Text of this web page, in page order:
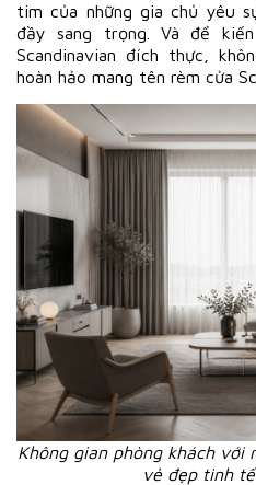
tim của những gia chủ yêu
đầy sang trọng. Và để
Scandinavian đích thực,
hoàn hảo mang tên rèm cửa
Không gian phòng khách với
vẻ đẹp tinh